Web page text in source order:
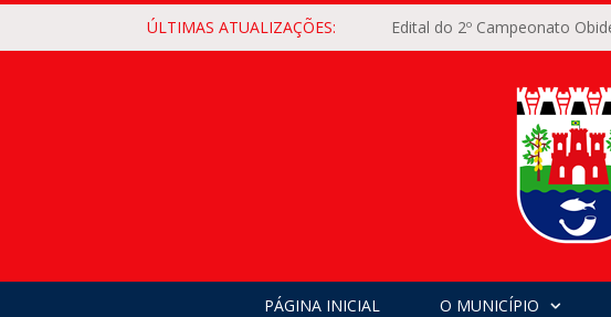
ÚLTIMAS ATUALIZAÇÕES: Edital do 2º Campeonato
PÁGINA INICIAL O MUNICÍPIO